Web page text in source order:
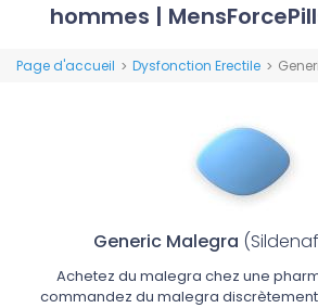
hommes |
Page d'accueil > Dysfonction Erectile >
Generic Malegra
Achetez du malegra chez une
commandez du malegra